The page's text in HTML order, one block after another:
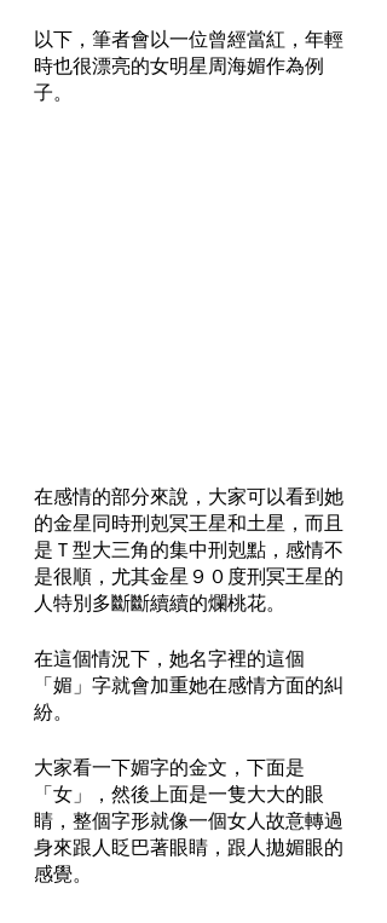
以下，筆者會以一位曾經當紅，年輕
時也很漂亮的女明星周海媚作為例
子。
在感情的部分來說，大家可以看到她
的金星同時刑剋冥王星和土星，而且
是Ｔ型大三角的集中刑剋點，感情不
是很順，尤其金星９０度刑冥王星的
人特別多斷斷續續的爛桃花。
在這個情況下，她名字裡的這個
「媚」字就會加重她在感情方面的糾
紛。
大家看一下媚字的金文，下面是
「女」，然後上面是一隻大大的眼
睛，整個字形就像一個女人故意轉過
身來跟人眨巴著眼睛，跟人拋媚眼的
感覺。